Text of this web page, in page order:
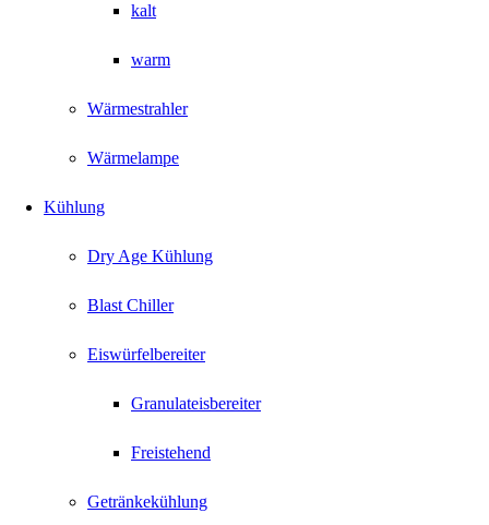
kalt
warm
Wärmestrahler
Wärmelampe
Kühlung
Dry Age Kühlung
Blast Chiller
Eiswürfelbereiter
Granulateisbereiter
Freistehend
Getränkekühlung